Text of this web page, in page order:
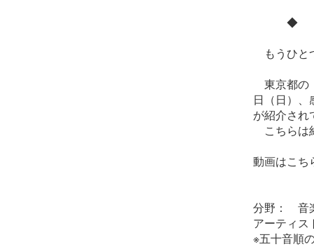
◆
もうひと
東京都の
日（日）
が紹介され
こちらは
動画はこ
分野： 音
アーティ
※五十音順